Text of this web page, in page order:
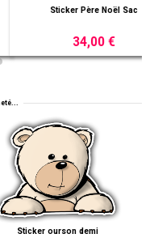
Sticker Père Noël Sac
34,00 €
Sticker ourson demi